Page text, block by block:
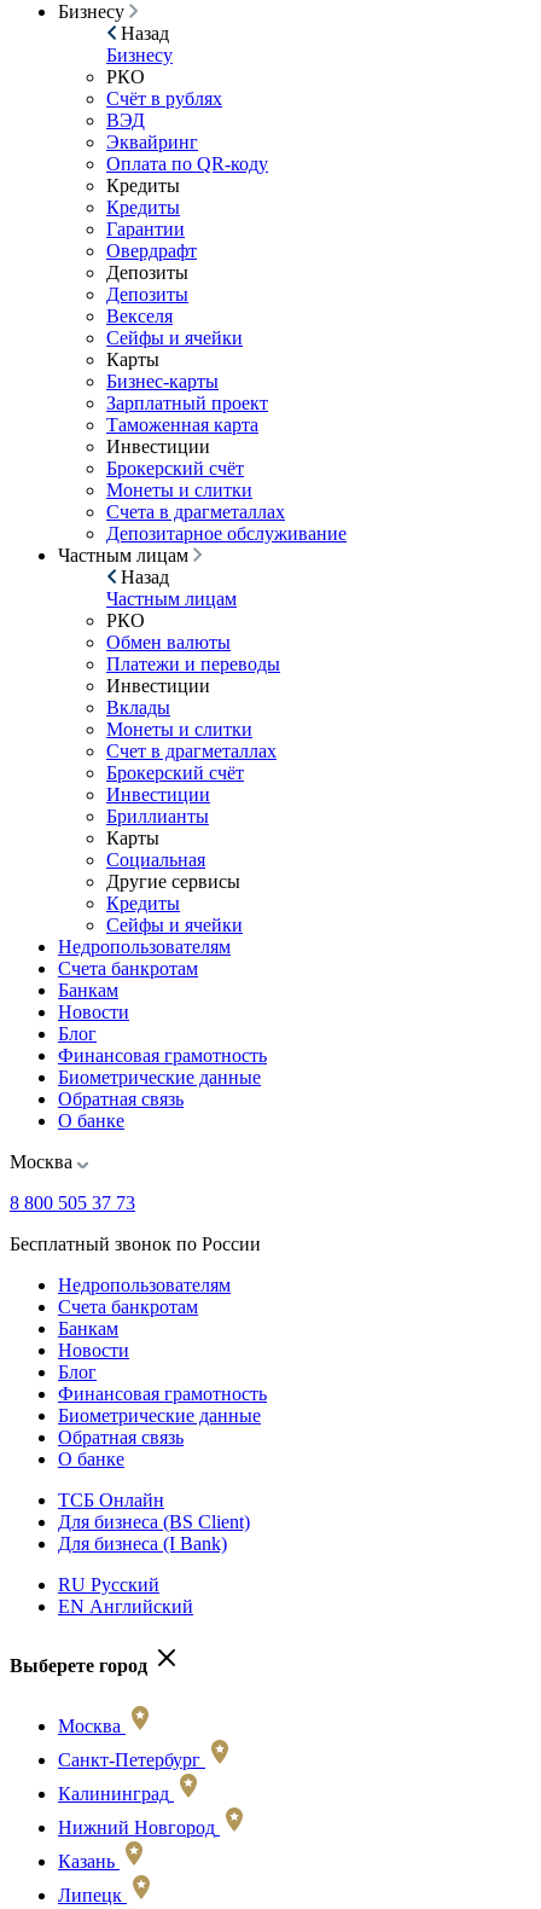
Бизнесу
Назад
Бизнесу
РКО
Счёт в рублях
ВЭД
Эквайринг
Оплата по QR-коду
Кредиты
Кредиты
Гарантии
Овердрафт
Депозиты
Депозиты
Векселя
Сейфы и ячейки
Карты
Бизнес-карты
Зарплатный проект
Таможенная карта
Инвестиции
Брокерский счёт
Монеты и слитки
Счета в драгметаллах
Депозитарное обслуживание
Частным лицам
Назад
Частным лицам
РКО
Обмен валюты
Платежи и переводы
Инвестиции
Вклады
Монеты и слитки
Счет в драгметаллах
Брокерский счёт
Инвестиции
Бриллианты
Карты
Социальная
Другие сервисы
Кредиты
Сейфы и ячейки
Недропользователям
Счета банкротам
Банкам
Новости
Блог
Финансовая грамотность
Биометрические данные
Обратная связь
О банке
Москва
8 800 505 37 73
Бесплатный звонок по России
Недропользователям
Счета банкротам
Банкам
Новости
Блог
Финансовая грамотность
Биометрические данные
Обратная связь
О банке
ТСБ Онлайн
Для бизнеса (BS Client)
Для бизнеса (I Bank)
RU Русский
EN Английский
Выберете город
Москва
Санкт-Петербург
Калининград
Нижний Новгород
Казань
Липецк